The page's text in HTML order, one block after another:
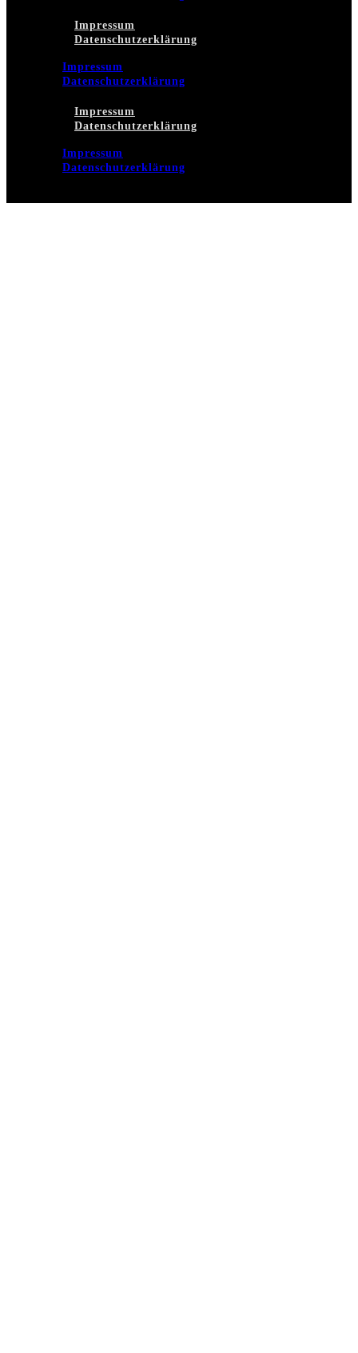
Impressum
Datenschutzerklärung
Impressum
Datenschutzerklärung
Impressum
Datenschutzerklärung
Impressum
Datenschutzerklärung